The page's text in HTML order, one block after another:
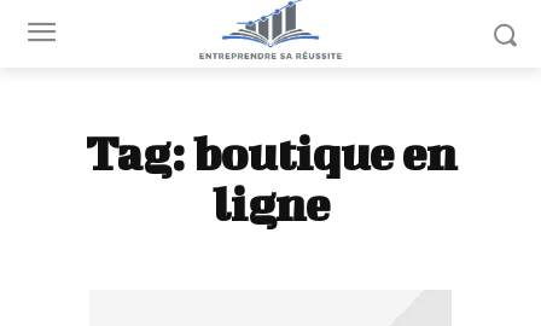
Tag:boutique en
ligne